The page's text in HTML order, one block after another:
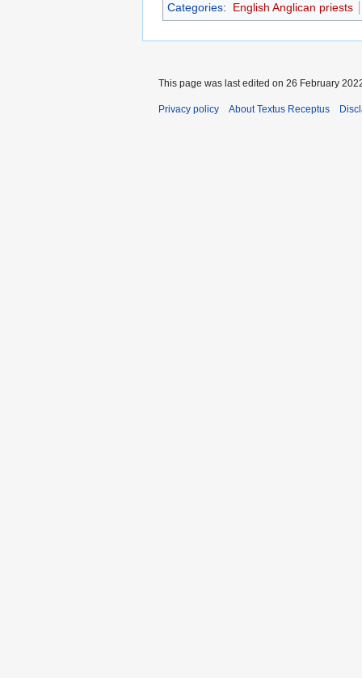
Categories: English Anglican priests
This page was last edited on 26 February
Privacy policy About Textus Receptus